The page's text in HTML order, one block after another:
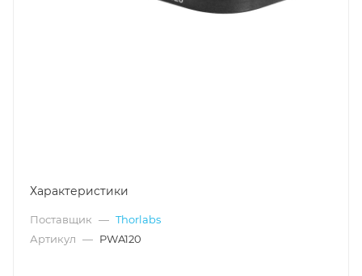
Характеристики
Поставщик — Thorlabs
Артикул — PWA120